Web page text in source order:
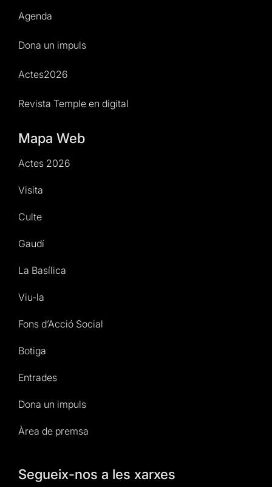
Agenda
Dona un impuls
Actes2026
Revista Temple en digital
Mapa Web
Actes 2026
Visita
Culte
Gaudí
La Basílica
Viu-la
Fons d’Acció Social
Botiga
Entrades
Dona un impuls
Àrea de premsa
Segueix-nos a les xarxes